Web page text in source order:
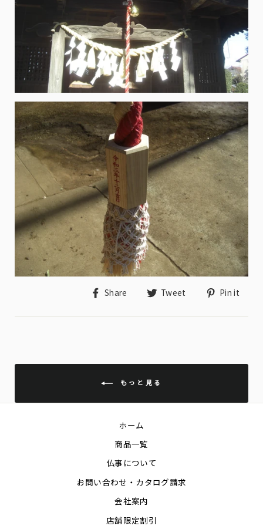
Share
Share
Facebook
Tweet
Tweet
Twitter
Pin it
もっと見る
ホーム
商品一覧
仏事について
お問い合わせ・カタログ請求
会社案内
店舗限定割引